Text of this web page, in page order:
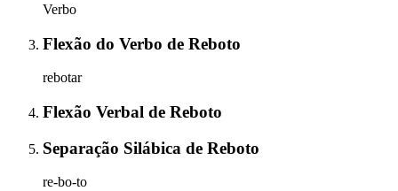
Verbo
Flexão do Verbo de Reboto
rebotar
Flexão Verbal de Reboto
Separação Silábica de Reboto
re-bo-to